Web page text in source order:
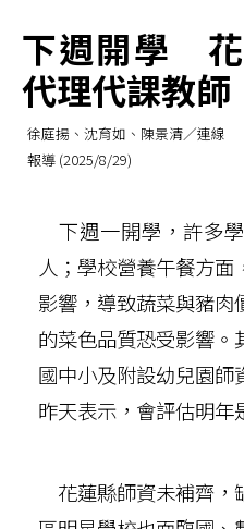
下週開學
代理代課教師
徐庭揚、沈育如、陳景清／連線
報導 (2025/8/29)
下週一開學，許多
人；學校營養午餐方
影響，導致蔬菜與豬肉
的菜色品質恐受影響
國中小及附設幼兒園
昨天表示，會評估明年
花蓮縣師資未補齊，